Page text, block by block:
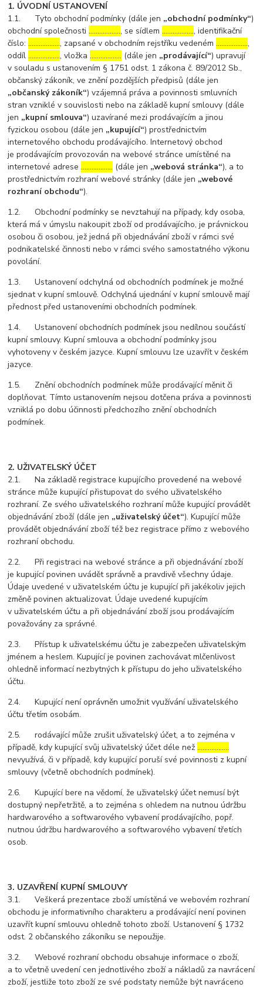
1. ÚVODNÍ USTANOVENÍ
1.1. Tyto obchodní podmínky (dále jen „obchodní podmínky“)
obchodní společnosti………………, se sídlem………………, identifikační
číslo:………………, zapsané v obchodním rejstříku vedeném………………,
oddíl………………, vložka……………… (dále jen „prodávající“) upravují
v souladu s ustanovením § 1751 odst. 1 zákona č. 89/2012 Sb.,
občanský zákoník, ve znění pozdějších předpisů (dále jen
„občanský zákoník“) vzájemná práva a povinnosti smluvních
stran vzniklé v souvislosti nebo na základě kupní smlouvy (dále
jen „kupní smlouva“) uzavírané mezi prodávajícím a jinou
fyzickou osobou (dále jen „kupující“) prostřednictvím
internetového obchodu prodávajícího. Internetový obchod
je prodávajícím provozován na webové stránce umístěné na
internetové adrese……………… (dále jen „webová stránka“), a to
prostřednictvím rozhraní webové stránky (dále jen „webové
rozhraní obchodu“).
1.2. Obchodní podmínky se nevztahují na případy, kdy osoba,
která má v úmyslu nakoupit zboží od prodávajícího, je právnickou
osobou či osobou, jež jedná při objednávání zboží v rámci své
podnikatelské činnosti nebo v rámci svého samostatného výkonu
povolání.
1.3. Ustanovení odchylná od obchodních podmínek je možné
sjednat v kupní smlouvě. Odchylná ujednání v kupní smlouvě mají
přednost před ustanoveními obchodních podmínek.
1.4. Ustanovení obchodních podmínek jsou nedílnou součástí
kupní smlouvy. Kupní smlouva a obchodní podmínky jsou
vyhotoveny v českém jazyce. Kupní smlouvu lze uzavřít v českém
jazyce.
1.5. Znění obchodních podmínek může prodávající měnit či
doplňovat. Tímto ustanovením nejsou dotčena práva a povinnosti
vzniklá po dobu účinnosti předchozího znění obchodních
podmínek.
2. UŽIVATELSKÝ ÚČET
2.1. Na základě registrace kupujícího provedené na webové
stránce může kupující přistupovat do svého uživatelského
rozhraní. Ze svého uživatelského rozhraní může kupující provádět
objednávání zboží (dále jen „uživatelský účet“). Kupující může
provádět objednávání zboží též bez registrace přímo z webového
rozhraní obchodu.
2.2. Při registraci na webové stránce a při objednávání zboží
je kupující povinen uvádět správně a pravdivě všechny údaje.
Údaje uvedené v uživatelském účtu je kupující při jakékoliv jejich
změně povinen aktualizovat. Údaje uvedené kupujícím
v uživatelském účtu a při objednávání zboží jsou prodávajícím
považovány za správné.
2.3. Přístup k uživatelskému účtu je zabezpečen uživatelským
jménem a heslem. Kupující je povinen zachovávat mlčenlivost
ohledně informací nezbytných k přístupu do jeho uživatelského
účtu.
2.4. Kupující není oprávněn umožnit využívání uživatelského
účtu třetím osobám.
2.5. rodávající může zrušit uživatelský účet, a to zejména v
případě, kdy kupující svůj uživatelský účet déle než………………
nevyužívá, či v případě, kdy kupující poruší své povinnosti z kupní
smlouvy (včetně obchodních podmínek).
2.6. Kupující bere na vědomí, že uživatelský účet nemusí být
dostupný nepřetržitě, a to zejména s ohledem na nutnou údržbu
hardwarového a softwarového vybavení prodávajícího, popř.
nutnou údržbu hardwarového a softwarového vybavení třetích
osob.
3. UZAVŘENÍ KUPNÍ SMLOUVY
3.1. Veškerá prezentace zboží umístěná ve webovém rozhraní
obchodu je informativního charakteru a prodávající není povinen
uzavřít kupní smlouvu ohledně tohoto zboží. Ustanovení § 1732
odst. 2 občanského zákoníku se nepoužije.
3.2. Webové rozhraní obchodu obsahuje informace o zboží,
a to včetně uvedení cen jednotlivého zboží a nákladů za navrácení
zboží, jestliže toto zboží ze své podstaty nemůže být navráceno